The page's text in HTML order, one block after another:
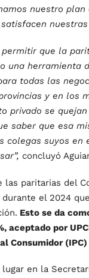
nuestro plan
nuestras
permitir que la
una herramienta
todas las
y en los
privado se
saber que esa
colegas suyos en
concluyó
las paritarias del
durante el 2024
Esto se da
aceptado por
Consumidor (IPC)
en la